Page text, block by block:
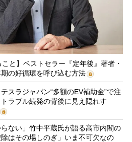
こと】ベストセラー『定年後』著者・
の好循環を呼び込む方法
スラジャパン“多額のEV補助金”で注
ラブル続発の背後に見え隠れす
らない」竹中平蔵氏が語る高市内閣の
はその場しのぎ」いま不可欠なの